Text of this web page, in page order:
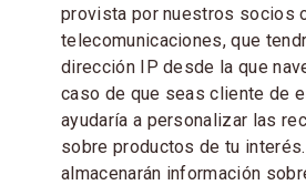
provista por nuestros socios
telecomunicaciones, que
dirección IP desde la que
caso de que seas cliente de
ayudaría a personalizar las
sobre productos de tu
almacenarán información